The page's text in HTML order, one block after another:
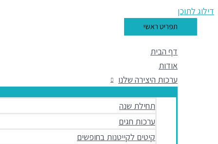
דילוג לתוכן
תפריט ראשי
דף הבית
אודות
ערכות היצירה שלנו
תחילת שנה
ערכות חגים
קיטים לקייטנות בחופשים